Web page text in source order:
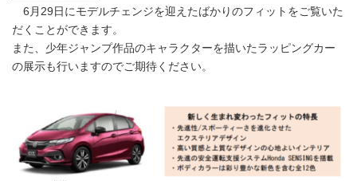
6月29日にモデルチェンジを迎えたばかりのフィットをご覧いた
だくことができます。
また、少年ジャンプ作品のキャラクターを描いたラッピングカー
の展示も行いますのでご期待ください。